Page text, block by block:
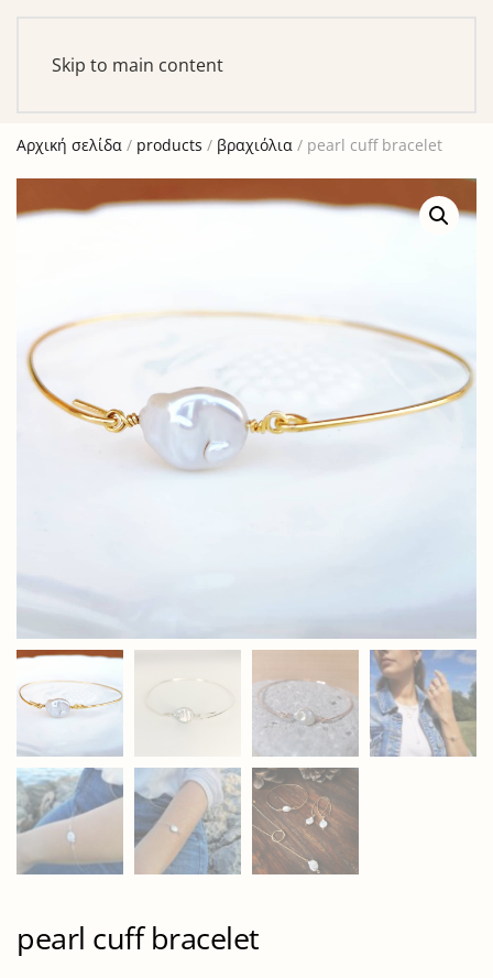
ελέγχου — καμία παραγγελία δε θα ολοκληρωθεί.
Skip to main content
Αρχική σελίδα / products / βραχιόλια / pearl cuff bracelet
pearl cuff bracelet